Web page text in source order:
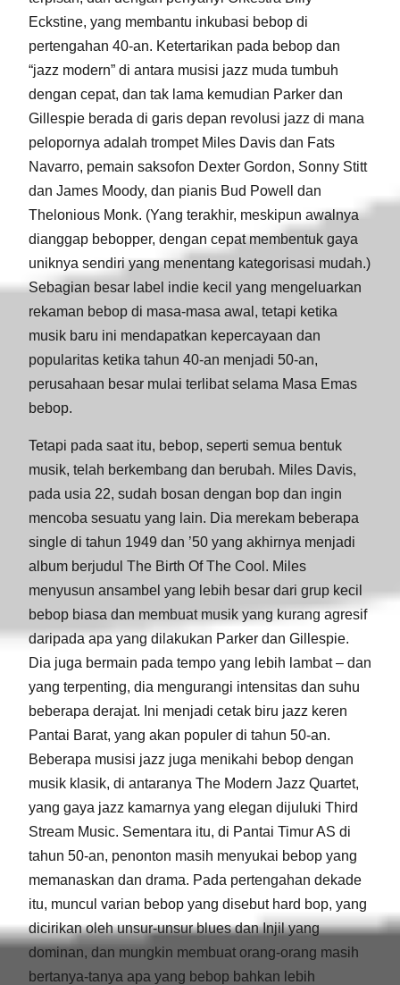
Eckstine, yang membantu inkubasi bebop di
pertengahan 40-an. Ketertarikan pada bebop dan
“jazz modern” di antara musisi jazz muda tumbuh
dengan cepat, dan tak lama kemudian Parker dan
Gillespie berada di garis depan revolusi jazz di mana
pelopornya adalah trompet Miles Davis dan Fats
Navarro, pemain saksofon Dexter Gordon, Sonny Stitt
dan James Moody, dan pianis Bud Powell dan
Thelonious Monk. (Yang terakhir, meskipun awalnya
dianggap bebopper, dengan cepat membentuk gaya
uniknya sendiri yang menentang kategorisasi mudah.)
Sebagian besar label indie kecil yang mengeluarkan
rekaman bebop di masa-masa awal, tetapi ketika
musik baru ini mendapatkan kepercayaan dan
popularitas ketika tahun 40-an menjadi 50-an,
perusahaan besar mulai terlibat selama Masa Emas
bebop.
Tetapi pada saat itu, bebop, seperti semua bentuk
musik, telah berkembang dan berubah. Miles Davis,
pada usia 22, sudah bosan dengan bop dan ingin
mencoba sesuatu yang lain. Dia merekam beberapa
single di tahun 1949 dan ’50 yang akhirnya menjadi
album berjudul The Birth Of The Cool. Miles
menyusun ansambel yang lebih besar dari grup kecil
bebop biasa dan membuat musik yang kurang agresif
daripada apa yang dilakukan Parker dan Gillespie.
Dia juga bermain pada tempo yang lebih lambat – dan
yang terpenting, dia mengurangi intensitas dan suhu
beberapa derajat. Ini menjadi cetak biru jazz keren
Pantai Barat, yang akan populer di tahun 50-an.
Beberapa musisi jazz juga menikahi bebop dengan
musik klasik, di antaranya The Modern Jazz Quartet,
yang gaya jazz kamarnya yang elegan dijuluki Third
Stream Music. Sementara itu, di Pantai Timur AS di
tahun 50-an, penonton masih menyukai bebop yang
memanaskan dan drama. Pada pertengahan dekade
itu, muncul varian bebop yang disebut hard bop, yang
dicirikan oleh unsur-unsur blues dan Injil yang
dominan, dan mungkin membuat orang-orang masih
bertanya-tanya apa yang bebop bahkan lebih